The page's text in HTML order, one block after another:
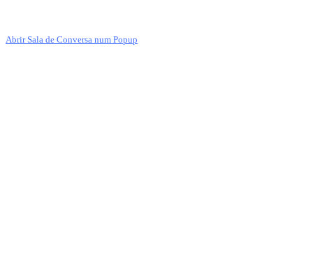
Abrir Sala de Conversa num Popup